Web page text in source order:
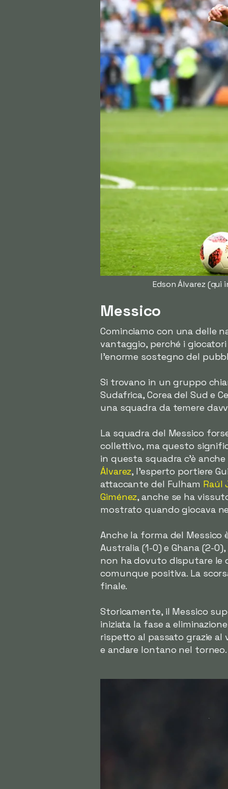
Edson Álvarez
Messico
Cominciamo con una delle
vantaggio, perché i
l'enorme sostegno del
Si trovano in un gruppo
Sudafrica, Corea del Sud e
una squadra da temere
La squadra del Messico
collettivo, ma questo
in questa squadra c'è
Álvarez, l'esperto portiere
attaccante del Fulham Raúl
Giménez, anche se ha
mostrato quando giocava
Anche la forma del Messico
Australia (1-0) e Ghana (2-
non ha dovuto disputare le
comunque positiva. La
finale.
Storicamente, il Messico
iniziata la fase a
rispetto al passato grazie al
e andare lontano nel torneo.